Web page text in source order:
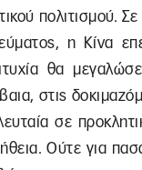
πολιτισμού.
η Κίνα
θα
στις
σε
Ούτε για